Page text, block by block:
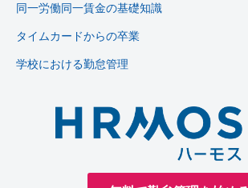
同一労働同一賃金の基礎知識
タイムカードからの卒業
学校における勤怠管理